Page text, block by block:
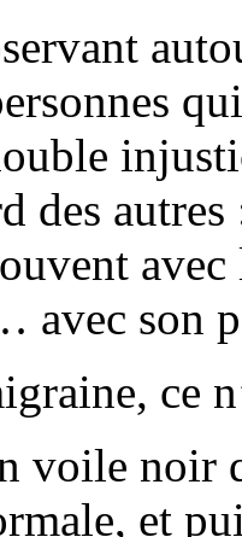
des
avec son
ce
voile noir
et